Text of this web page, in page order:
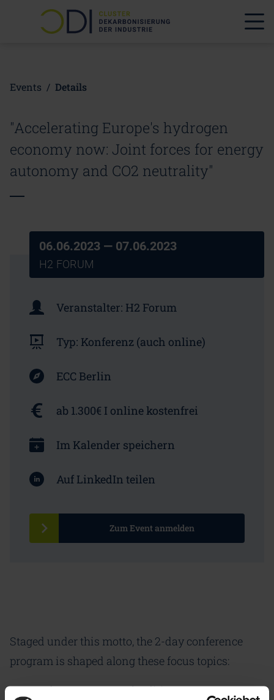
Events / Details
"Accelerating Europe's hydrogen
economy now: Joint forces for energy
autonomy and CO2 neutrality"
06.06.2023 — 07.06.2023
H2 FORUM
Veranstalter: H2 Forum
Typ: Konferenz (auch online)
ECC Berlin
ab 1.300€ I online kostenfrei
Im Kalender speichern
Auf LinkedIn teilen
Zum Event anmelden
Staged under this motto, the 2-day conference
program is shaped along these focus topics:
Market ramp-up and politics